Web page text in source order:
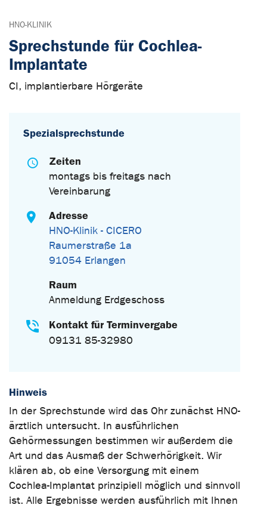
HNO-KLINIK
Sprechstunde für Cochlea-
Implantate
CI, implantierbare Hörgeräte
Spezialsprechstunde
Zeiten
montags bis freitags nach
Vereinbarung
Adresse
HNO-Klinik - CICERO
Raumerstraße 1a
91054 Erlangen
Raum
Anmeldung Erdgeschoss
Kontakt für Terminvergabe
09131 85-32980
Hinweis
In der Sprechstunde wird das Ohr zunächst HNO-
ärztlich untersucht. In ausführlichen
Gehörmessungen bestimmen wir außerdem die
Art und das Ausmaß der Schwerhörigkeit. Wir
klären ab, ob eine Versorgung mit einem
Cochlea-Implantat prinzipiell möglich und sinnvoll
ist. Alle Ergebnisse werden ausführlich mit Ihnen